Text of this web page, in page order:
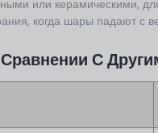
или керамическими,
когда шары падают с
С